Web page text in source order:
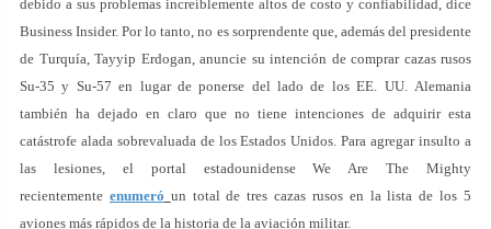
debido a sus problemas increíblemente altos de costo y confiabilidad, dice
Business Insider. Por lo tanto, no es sorprendente que, además del presidente
de Turquía, Tayyip Erdogan, anuncie su intención de comprar cazas rusos
Su-35 y Su-57 en lugar de ponerse del lado de los EE. UU. Alemania
también ha dejado en claro que no tiene intenciones de adquirir esta
catástrofe alada sobrevaluada de los Estados Unidos. Para agregar insulto a
las lesiones, el portal estadounidense We Are The Mighty
recientemente enumeró un total de tres cazas rusos en la lista de los 5
aviones más rápidos de la historia de la aviación militar.